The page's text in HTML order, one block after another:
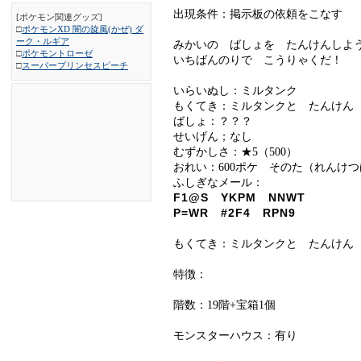
[ポケモン関連グッズ]
□ポケモンXD 闇の旋風(かぜ) ダ
ーク・ルギア
□ポケモントローゼ
□スーパープリンセスピーチ
出現条件：掲示板の依頼をこなす
みかいの ばしょを たんけんしよ
いちばんのりで こうりゃくだ！
いらいぬし：ミルタンク
もくてき：ミルタンクと たんけん
ばしょ：？？？
せいげん；なし
むずかしさ：★5（500）
おれい：600ポケ そのた（れんけつ
ふしぎなメール：
F1@S YKPM NNWT
P=WR #2F4 RPN9
もくてき：ミルタンクと たんけん
特徴：
階数：19階+宝箱1個
モンスターハウス：有り